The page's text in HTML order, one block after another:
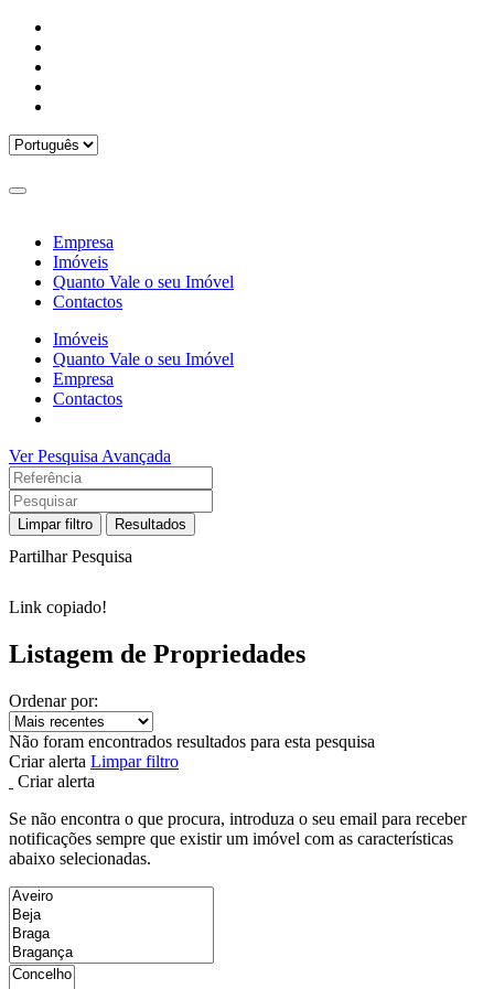
Empresa
Imóveis
Quanto Vale o seu Imóvel
Contactos
Imóveis
Quanto Vale o seu Imóvel
Empresa
Contactos
Ver Pesquisa Avançada
Limpar filtro Resultados
Partilhar Pesquisa
Link copiado!
Listagem de Propriedades
Ordenar por:
Não foram encontrados resultados para esta pesquisa
Criar alerta Limpar filtro
Criar alerta
Se não encontra o que procura, introduza o seu email para receber
notificações sempre que existir um imóvel com as características
abaixo selecionadas.